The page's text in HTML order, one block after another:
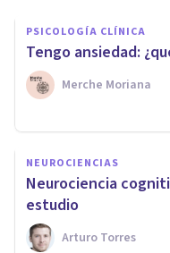
PSICOLOGÍA CLÍNICA
Tengo ansiedad:
Merche Moriana
NEUROCIENCIAS
Neurociencia
estudio
Arturo Torres
Las 12
cerebro más
Oscar Castillero